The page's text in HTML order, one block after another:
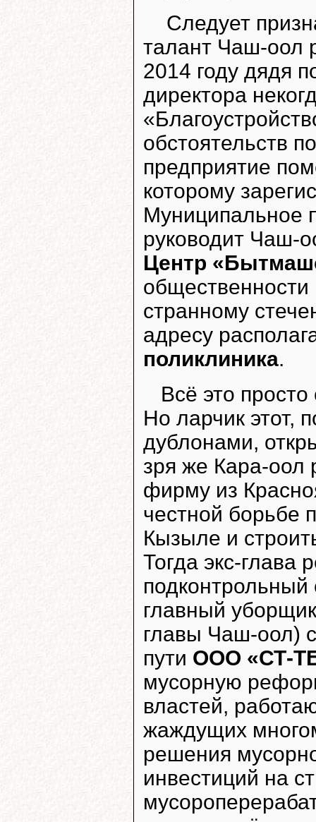
Следует
талант Чаш-оол
2014 году дядя
директора
обстоятельств
предприятие
которому
Муниципальное
руководит Чаш-
Центр
общественности
странному
адресу
поликлиника.
Всё это
Но ларчик этот,
дублонами,
зря же Кара-оол
фирму из
честной борьбе
Кызыле и
Тогда экс-глава
главный
главы Чаш-оол)
пути ООО «СТ-
мусорную
властей,
жаждущих
решения
инвестиций на